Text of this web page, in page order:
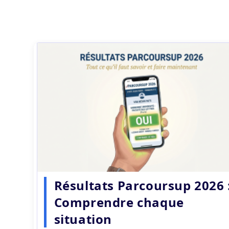
Résultats Parcoursup 2026
Comprendre chaque
situation